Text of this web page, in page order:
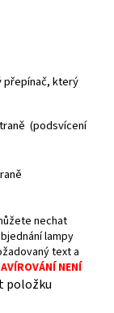
přepínač, který
(podsvícení
nechat
lampy
text a
NENÍ
položku